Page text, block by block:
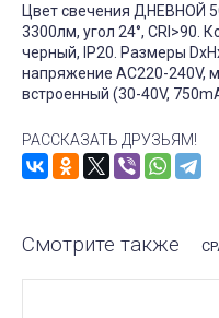
Цвет свечения ДНЕВНОЙ
3300лм, угол 24°, CRI>90.
черный, IP20. Размеры
напряжение AC220-240V,
встроенный (30-40V,
РАССКАЗАТЬ ДРУЗЬЯМ!
Смотрите также